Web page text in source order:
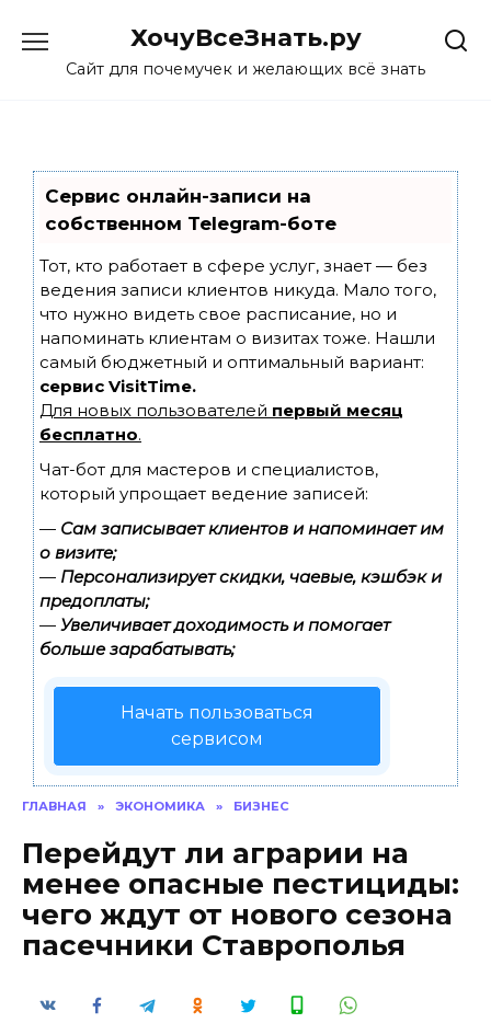
content
ХочуВсеЗнать.ру
Сайт для почемучек и желающих всё знать
Сервис онлайн-записи на
собственном Telegram-боте
Тот, кто работает в сфере услуг, знает — без
ведения записи клиентов никуда. Мало того,
что нужно видеть свое расписание, но и
напоминать клиентам о визитах тоже. Нашли
самый бюджетный и оптимальный вариант:
сервис VisitTime.
Для новых пользователей первый месяц
бесплатно.
Чат-бот для мастеров и специалистов,
который упрощает ведение записей:
— Сам записывает клиентов и напоминает им
о визите;
— Персонализирует скидки, чаевые, кэшбэк и
предоплаты;
— Увеличивает доходимость и помогает
больше зарабатывать;
Начать пользоваться
сервисом
ГЛАВНАЯ » ЭКОНОМИКА » БИЗНЕС
Перейдут ли аграрии на
менее опасные пестициды:
чего ждут от нового сезона
пасечники Ставрополья